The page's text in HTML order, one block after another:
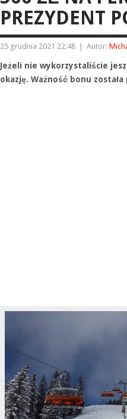
PREZYDENT
25 grudnia 2021 22:48 Autor:
Jeżeli nie wykorzystaliście
okazję. Ważność bonu